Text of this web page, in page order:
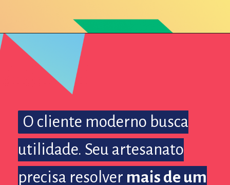
O cliente moderno busca
utilidade. Seu artesanato
precisa resolver mais de um
O cliente moderno busca
utilidade. Seu artesanato
precisa resolver mais de um